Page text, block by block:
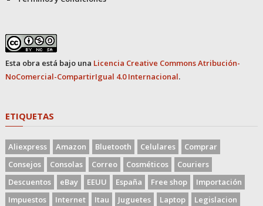
Esta obra está bajo una Licencia Creative Commons Atribución-
NoComercial-CompartirIgual 4.0 Internacional.
ETIQUETAS
Aliexpress Amazon Bluetooth Celulares
Comprar
Consejos
Consolas Correo Cosméticos
Couriers
Descuentos
eBay EEUU España Free shop
Importación
Impuestos
Internet Itau Juguetes Laptop
Legislacion